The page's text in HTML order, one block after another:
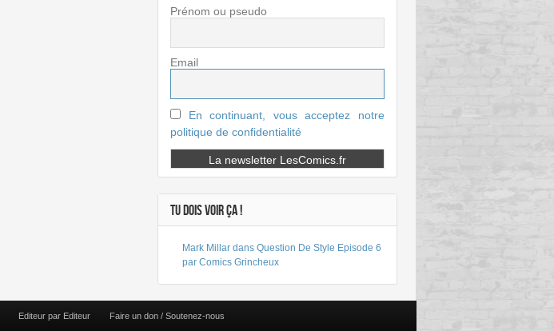
Prénom ou pseudo
Email
En continuant, vous acceptez notre
politique de confidentialité
TU DOIS VOIR ÇA !
Mark Millar dans Question De Style Episode 6
par Comics Grincheux
Editeur par Editeur Faire un don / Soutenez-nous